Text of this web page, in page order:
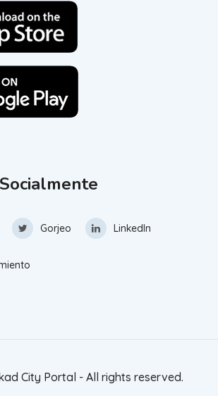
Gorjeo LinkedIn
City Portal - All rights reserved.